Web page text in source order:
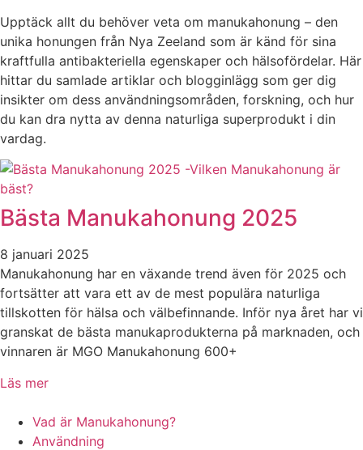
Upptäck allt du behöver veta om manukahonung – den
unika honungen från Nya Zeeland som är känd för sina
kraftfulla antibakteriella egenskaper och hälsofördelar. Här
hittar du samlade artiklar och blogginlägg som ger dig
insikter om dess användningsområden, forskning, och hur
du kan dra nytta av denna naturliga superprodukt i din
vardag.
Bästa Manukahonung 2025
8 januari 2025
Manukahonung har en växande trend även för 2025 och
fortsätter att vara ett av de mest populära naturliga
tillskotten för hälsa och välbefinnande. Inför nya året har vi
granskat de bästa manukaprodukterna på marknaden, och
vinnaren är MGO Manukahonung 600+
Läs mer
Vad är Manukahonung?
Användning